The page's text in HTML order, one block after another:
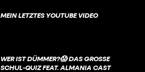
MEIN LETZTES YOUTUBE VIDEO
WER IST DÜMMER?😱 DAS GROSSE S
CHUL-QUIZ FEAT. ALMANIA CAST